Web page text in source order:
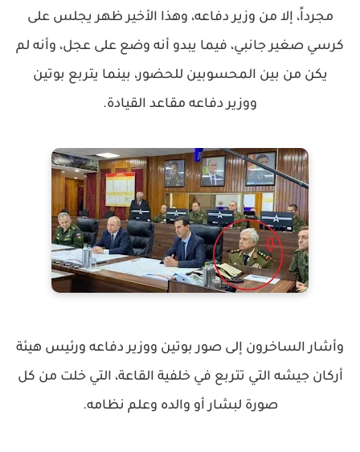
مجرداً، إلا من وزير دفاعه، وهذا الأخير ظهر يجلس على
كرسي صغير جانبي، فيما يبدو أنه وضع على عجل، وأنه لم
يكن من بين المحسوبين للحضور، بينما يتربع بوتين
ووزير دفاعه مقاعد القيادة.
وأشار الساخرون إلى صور بوتين ووزير دفاعه ورئيس هيئة
أركان جيشه التي تتربع في خلفية القاعة، التي خلت من كل
صورة لبشار أو والده وعلم نظامه.